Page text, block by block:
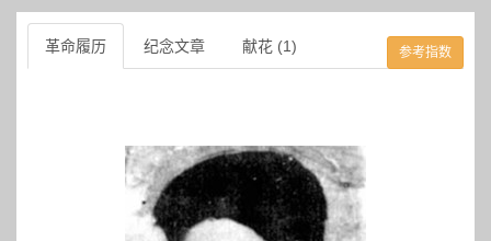
登
录
等
革命履历 纪念文章 献花 (1) 参考指数